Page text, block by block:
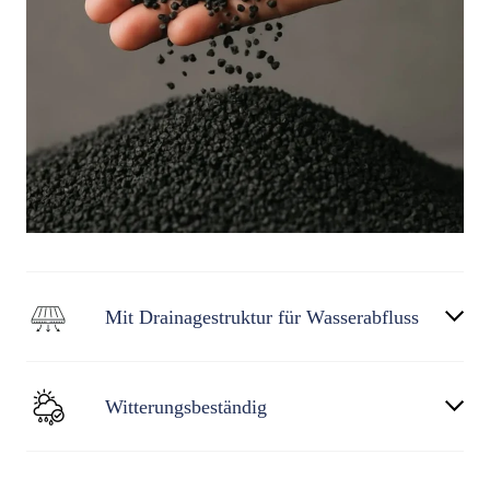
Mit Drainagestruktur für Wasserabfluss
Witterungsbeständig